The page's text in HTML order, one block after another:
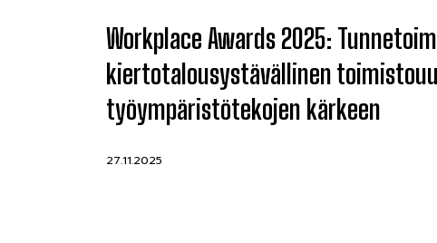
Workplace Awards 2025:
kiertotalousystävällinen
työympäristötekojen kärkeen
27.11.2025